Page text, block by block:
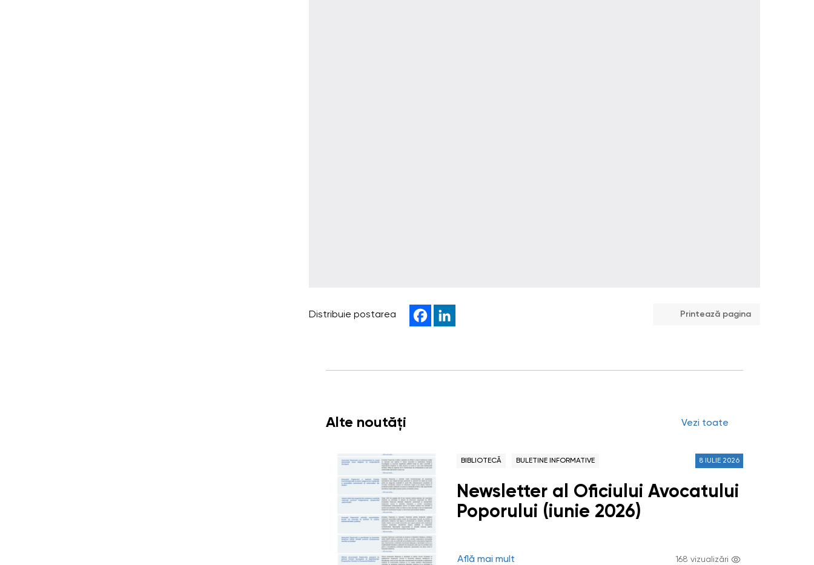
Distribuie postarea Printează pagina
Alte noutăți Vezi toate
BIBLIOTECĂ BULETINE INFORMATIVE 8 IULIE 2026
Newsletter al Oficiului Avocatului
Poporului (iunie 2026)
Află mai mult 168 vizualizări